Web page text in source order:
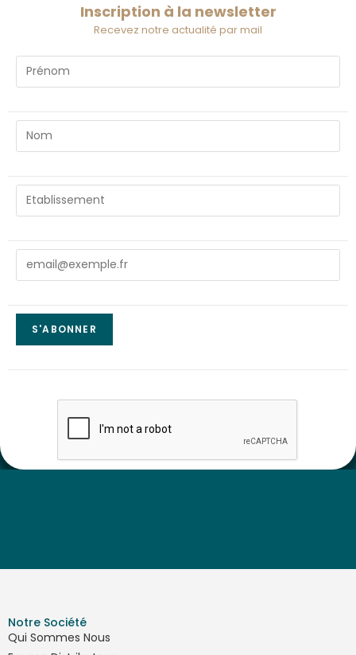
Inscription à la newsletter
Recevez notre actualité par mail
Notre Société
Qui Sommes Nous